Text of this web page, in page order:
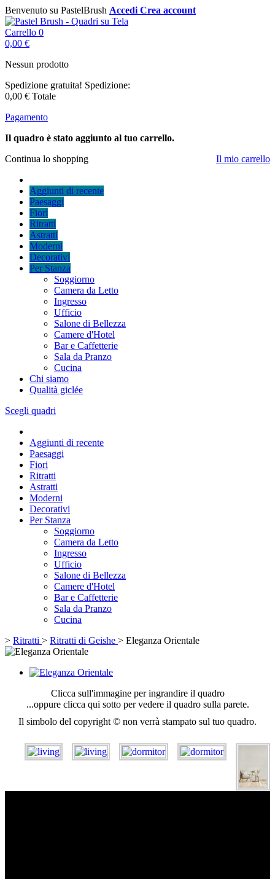
Benvenuto su PastelBrush Accedi Crea account
Carrello 0
0,00 €
Nessun prodotto
Spedizione gratuita! Spedizione:
0,00 € Totale
Pagamento
Il quadro è stato aggiunto al tuo carrello.
Continua lo shopping
Il mio carrello
Aggiunti di recente
Paesaggi
Fiori
Ritratti
Astratti
Moderni
Decorativi
Per Stanza
Soggiorno
Camera da Letto
Ingresso
Ufficio
Salone di Bellezza
Camere d'Hotel
Bar e Caffetterie
Sala da Pranzo
Cucina
Chi siamo
Qualità giclée
Scegli quadri
Aggiunti di recente
Paesaggi
Fiori
Ritratti
Astratti
Moderni
Decorativi
Per Stanza
Soggiorno
Camera da Letto
Ingresso
Ufficio
Salone di Bellezza
Camere d'Hotel
Bar e Caffetterie
Sala da Pranzo
Cucina
> Ritratti > Ritratti di Geishe > Eleganza Orientale
Clicca sull'immagine per ingrandire il quadro
...oppure clicca qui sotto per vedere il quadro sulla parete.
Il simbolo del copyright © non verrà stampato sul tuo quadro.